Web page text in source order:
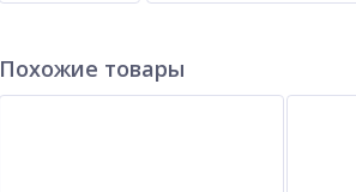
Похожие товары